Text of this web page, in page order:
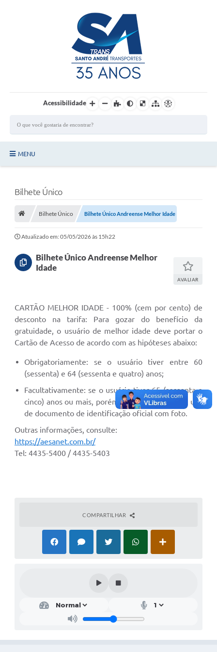
Acessibilidade
MENU
Quem Somos?
Ônibus
Taxi
Ouvidoria
Transparência
Bilhete Único
Bilhete Único Bilhete Único Andreense Melhor Idade
Atualizado em: 05/05/2026 às 15h22
Bilhete Único Andreense Melhor
Idade
AVALIAR
CARTÃO MELHOR IDADE - 100% (cem por cento) de
desconto na tarifa: Para gozar do benefício da
gratuidade, o usuário de melhor idade deve portar o
Cartão de Acesso de acordo com as hipóteses abaixo:
Obrigatoriamente: se o usuário tiver entre 60
(sessenta) e 64 (sessenta e quatro) anos;
Facultativamente: se o usuário tiver 65 (sessenta e
cinco) anos ou mais, porém deve portar e fazer uso
de documento de identificação oficial com foto.
Outras informações, consulte:
https://aesanet.com.br/
Tel: 4435-5400 / 4435-5403
COMPARTILHAR